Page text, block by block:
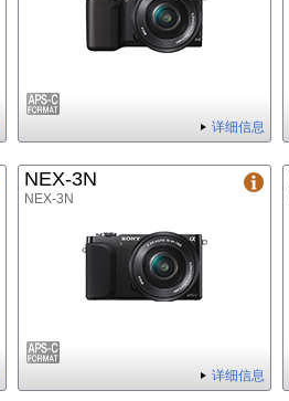
详细信息
NEX-3N
NEX-3N
详细信息